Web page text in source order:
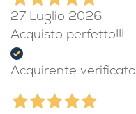
27 Luglio 2026
Acquisto perfetto!!!
Acquirente verificato